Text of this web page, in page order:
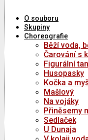
O souboru
Skupiny
Choreografie
Běží voda,
Čarování s
Figurální
Husopasky
Kočka a
Mašlový
Na vojáky
Přiněsemy
Sedlaček
U Dunaja